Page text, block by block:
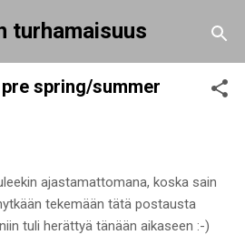
pääsisältöön
turhamaisuus
spring/summer
ajastamattomana, koska sain
tekemään tätä postausta
tuli herättyä tänään aikaseen :-)